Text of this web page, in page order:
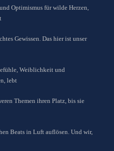
Optimismus für wilde Herzen,
Gewissen. Das hier ist unser
Weiblichkeit und
lebt
Themen ihren Platz, bis sie
Beats in Luft auflösen. Und wir,